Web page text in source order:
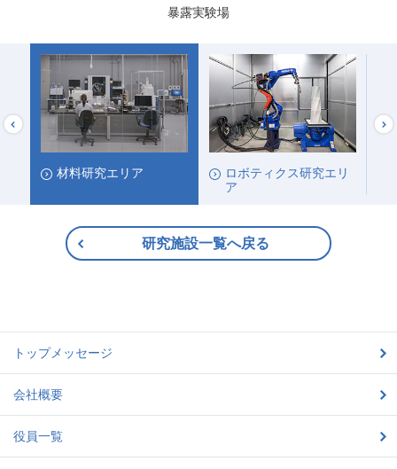
暴露実験場
材料研究エリア
ロボティクス研究エリ
ア
研究施設一覧へ戻る
トップメッセージ
会社概要
役員一覧